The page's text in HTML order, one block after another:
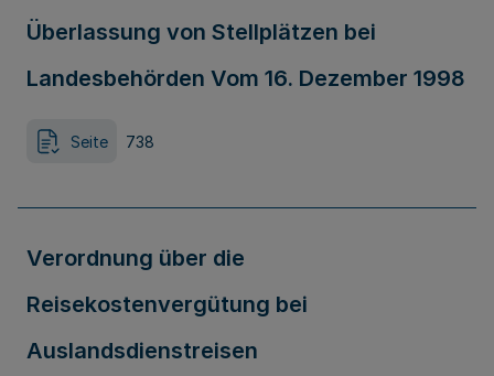
Überlassung von Stellplätzen bei
Landesbehörden Vom 16. Dezember 1998
Seite 738
Verordnung über die
Reisekostenvergütung bei
Auslandsdienstreisen